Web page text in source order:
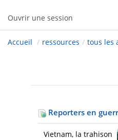
Ouvrir une session
Accueil / ressources / tous les
Reporters en
Vietnam, la trahison